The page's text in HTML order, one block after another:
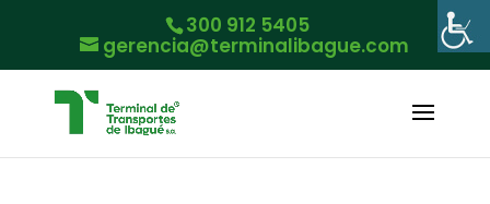
300 912 5405
gerencia@terminalibague.com